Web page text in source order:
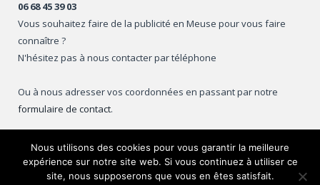
06 68 45 39 03
Vous souhaitez faire de la publicité en Meuse pour vous faire
connaître ?
N'hésitez pas à nous contacter par téléphone
Ou à nous adresser vos coordonnées en passant par notre
formulaire de contact.
Copyright © 2016 Meuz'Info.
Nous utilisons des cookies pour vous garantir la meilleure
expérience sur notre site web. Si vous continuez à utiliser ce
site, nous supposerons que vous en êtes satisfait.